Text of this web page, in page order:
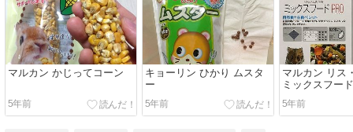
マルカン かじってコーン
5年前
キョーリン ひかり ムスタ
ー
5年前
マルカン リス
ミックスフー
5年前